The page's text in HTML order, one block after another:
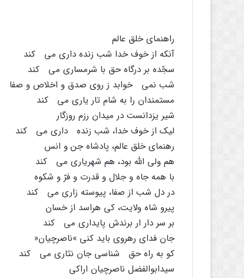
راهنماى خلق عالم
آنکه از خوف خدا شب زنده دارى مى کند
سجّده بر درگاه حق با شرمسارى مى کند
شب نمى خوابد ز روى صدق و اخلاص و صفا
مستمندان را به شام تار یارى مى کند
شیر یزدانست در میدان رزم روزگار
لیک از خوف خدا، شب زنده دارى مى کند
رهنماى خلق عالم، پادشاه جن و انس
هم ولى اللَّه بود، هم شهریارى مى کند
با همه جاه و جلال و قدرت و فرّ و شکوه
در دل شب از صفا، پیوسته زارى مى کند
پیرو شاه ولایت، کى هراسد از خسان
بر سر دار ار برندش پایدارى مى کند
جان فداى رهروى باید کنى »ناصرچیان«
کو به راه حق شناسى جان نثارى مى کند
سیدابوالفضل ناصرچیان اراکى